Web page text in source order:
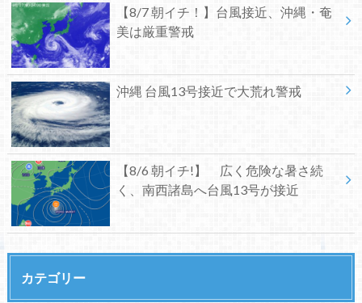
【8/7 朝イチ！】台風接近、沖縄・奄
美は厳重警戒
沖縄 台風13号接近で大荒れ警戒
【8/6 朝イチ!】 広く危険な暑さ続
く、南西諸島へ台風13号が接近
カテゴリー